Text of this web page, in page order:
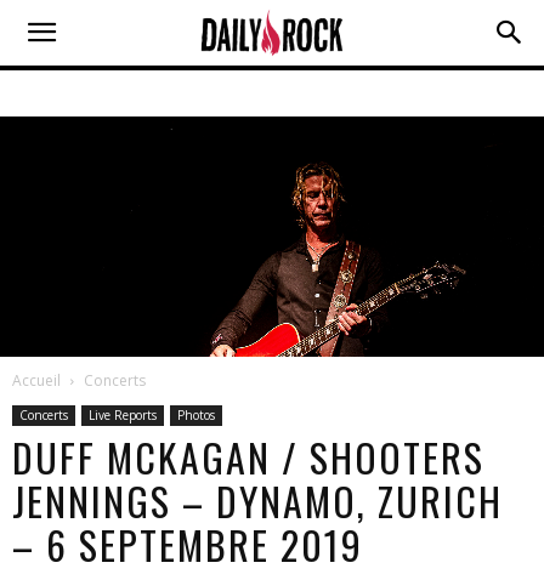
Accueil Concerts
Concerts Live Reports Photos
DUFF MCKAGAN / SHOOTERS
JENNINGS – DYNAMO, ZURICH
– 6 SEPTEMBRE 2019